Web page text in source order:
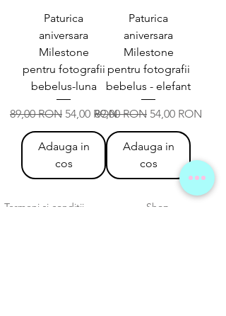
Paturica
aniversara
Milestone
pentru fotografii
bebelus-luna
Preț normal
89,00 RON Preț redus
54,00 RON
Adauga in
cos
Paturica
aniversara
Milestone
pentru fotografii
bebelus - elefant
Preț normal
89,00 RON Preț redus
54,00 RON
Adauga in
cos
Termeni si conditii
Shop